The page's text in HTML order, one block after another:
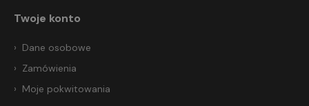
Twoje konto
Dane osobowe
Zamówienia
Moje pokwitowania